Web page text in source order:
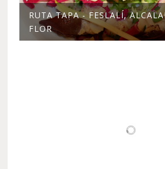
RUTA TAPA - FESLALÍ,
FLOR